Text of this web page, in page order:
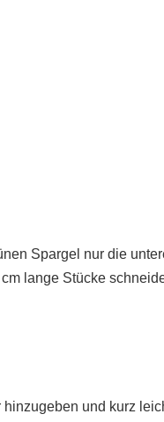
Spargel nur die
lange Stücke
und kurz